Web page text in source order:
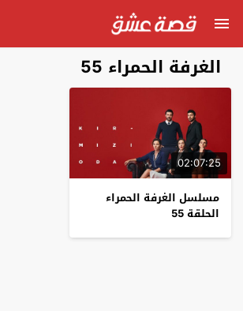
الغرفة الحمراء 55
02:07:25
مسلسل الغرفة الحمراء
الحلقة 55